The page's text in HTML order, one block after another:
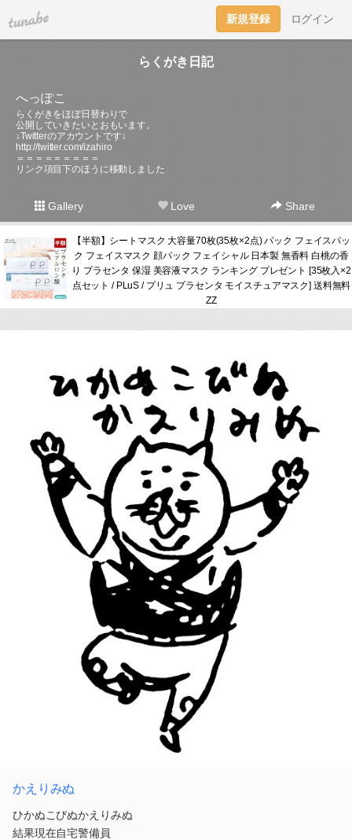
tuna.be 新規登録 ログイン
らくがき日記
へっぽこ
らくがきをほぼ日替わりで
公開していきたいとおもいます。
↓Twitterのアカウントです↓
http://twitter.com/izahiro
＝＝＝＝＝＝＝＝＝
リンク項目下のほうに移動しました
Gallery Love Share
【半額】シートマスク 大容量70枚(35枚×2点) パック フェイスパッ
ク フェイスマスク 顔パック フェイシャル 日本製 無香料 白桃の香
り プラセンタ 保湿 美容液マスク ランキング プレゼント [35枚入×2
点セット / PLuS / プリュ プラセンタ モイスチュアマスク] 送料無料
ZZ
かえりみぬ
ひかぬこびぬかえりみぬ
結果現在自宅警備員